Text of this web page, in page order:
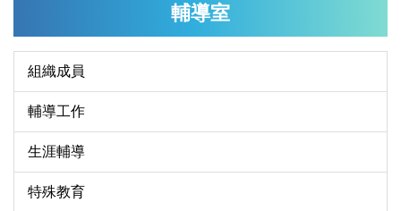
輔導室
組織成員
輔導工作
生涯輔導
特殊教育